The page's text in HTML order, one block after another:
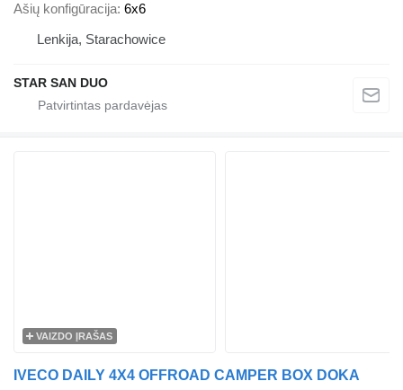
Ašių konfigūracija 6x6
Lenkija, Starachowice
STAR SAN DUO
VAIZDO ĮRAŠAS
IVECO DAILY 4X4 OFFROAD CAMPER BOX DOKA